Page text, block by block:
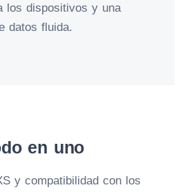
los dispositivos y una
datos fluida.
en uno
y compatibilidad con los